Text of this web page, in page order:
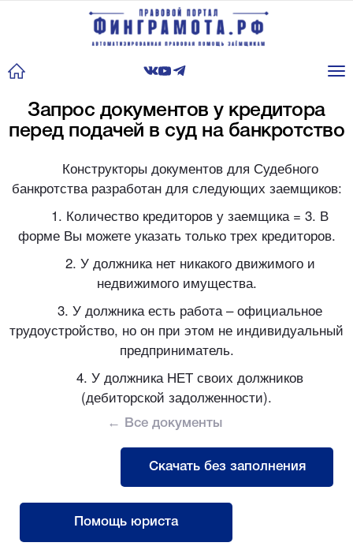
Запрос документов у кредитора
перед подачей в суд на банкротство
Конструкторы документов для Судебного
банкротства разработан для следующих заемщиков:
1. Количество кредиторов у заемщика = 3. В
форме Вы можете указать только трех кредиторов.
2. У должника нет никакого движимого и
недвижимого имущества.
3. У должника есть работа – официальное
трудоустройство, но он при этом не индивидуальный
предприниматель.
4. У должника НЕТ своих должников
(дебиторской задолженности).
← Все документы
Скачать без заполнения
Помощь юриста